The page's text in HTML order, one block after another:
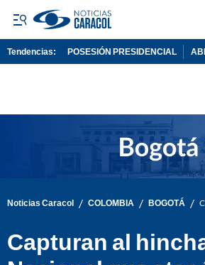
Tendencias: POSESIÓN PRESIDENCIAL
Noticias Caracol / COLOMBIA / BOGOTÁ /
Capturan al